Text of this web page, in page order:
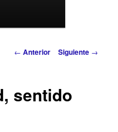
Navegación de entradas
← Anterior Siguiente →
sentido